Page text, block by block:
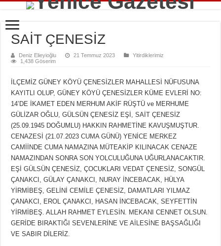
SAİT ÇENESİZ
Deniz Elieyioğlu 21 Temmuz 2023
Yitirdiklerimiz
1,438 Göserim
İLÇEMİZ GÜNEY KÖYÜ ÇENESİZLER MAHALLESİ NÜFUSUNA
KAYITLI OLUP, GÜNEY KÖYÜ ÇENESİZLER KÜME EVLERİ NO:
14’DE İKAMET EDEN MERHUM AKİF RÜŞTÜ ve MERHUME
GÜLİZAR OĞLU, GÜLSÜN ÇENESİZ EŞİ, SAİT ÇENESİZ
(25.09.1945 DOĞUMLU) HAKKIN RAHMETİNE KAVUŞMUŞTUR.
CENAZESİ (21.07.2023 CUMA GÜNÜ) YENİCE MERKEZ
CAMİİNDE CUMA NAMAZINA MÜTEAKİP KILINACAK CENAZE
NAMAZINDAN SONRA SON YOLCULUĞUNA UĞURLANACAKTIR.
EŞİ GÜLSÜN ÇENESİZ, ÇOCUKLARI VEDAT ÇENESİZ, SONGÜL
ÇANAKCI, GÜLAY ÇANAKCI, NURAY İNCEBACAK, HÜLYA
YİRMİBEŞ, GELİNİ CEMİLE ÇENESİZ, DAMATLARI YILMAZ
ÇANAKCI, EROL ÇANAKCI, HASAN İNCEBACAK, SEYFETTİN
YİRMİBEŞ. ALLAH RAHMET EYLESİN. MEKANI CENNET OLSUN.
GERİDE BIRAKTIĞI SEVENLERİNE VE AİLESİNE BAŞSAĞLIĞI
VE SABIR DİLERİZ.